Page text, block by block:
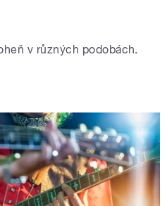
v různých podobách.